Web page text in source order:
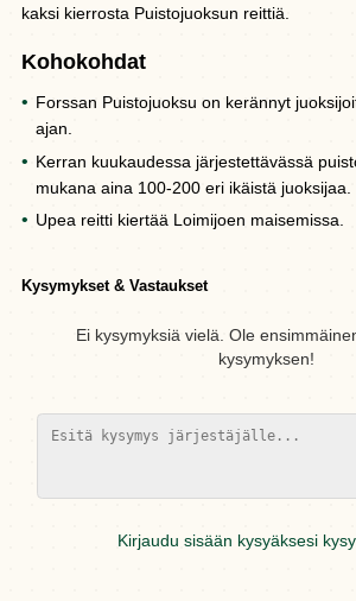
kaksi kierrosta Puistojuoksun reittiä.
Kohokohdat
Forssan Puistojuoksu on kerännyt
ajan.
Kerran kuukaudessa järjestettävässä
mukana aina 100-200 eri ikäistä juoksijaa.
Upea reitti kiertää Loimijoen maisemissa.
Kysymykset & Vastaukset
Ei kysymyksiä vielä. Ole
kysymyksen!
Kirjaudu sisään kysyäksesi